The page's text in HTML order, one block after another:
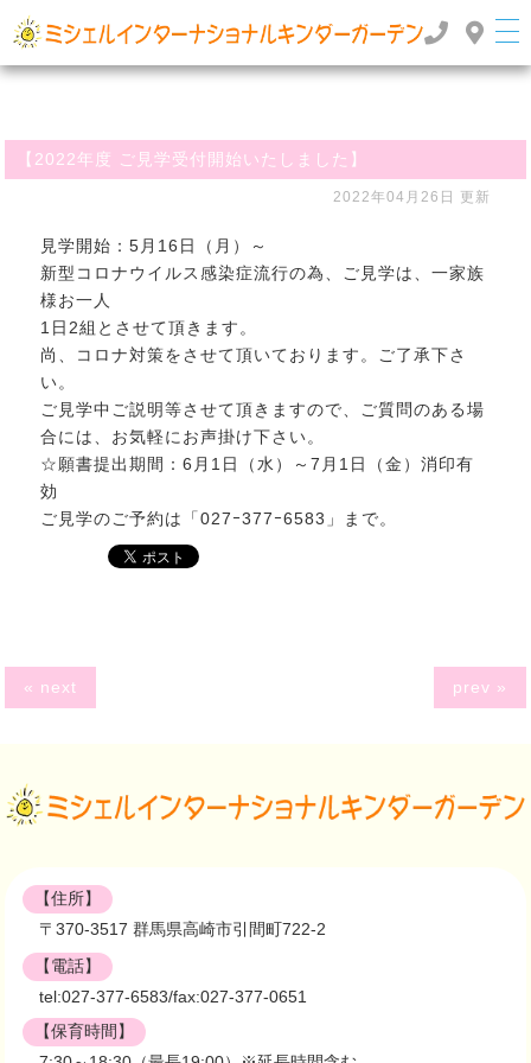
ーガーデン
TOP
【2022年度 ご見学受付開始いたしました】
2022年04月26日 更新
見学開始：5月16日（月）～
新型コロナウイルス感染症流行の為、ご見学は、一家族
様お一人
1日2組とさせて頂きます。
尚、コロナ対策をさせて頂いております。ご了承下さ
い。
ご見学中ご説明等させて頂きますので、ご質問のある場
合には、お気軽にお声掛け下さい。
☆願書提出期間：6月1日（水）～7月1日（金）消印有
効
ご見学のご予約は「027ｰ377ｰ6583」まで。
« next prev »
【住所】
〒370-3517 群馬県高崎市引間町722-2
【電話】
tel:027-377-6583/fax:027-377-0651
【保育時間】